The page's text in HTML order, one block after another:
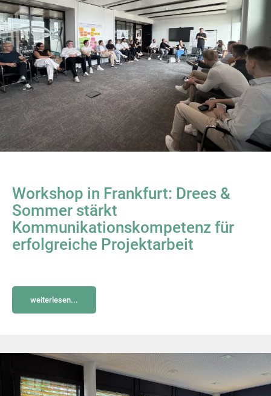
Workshop in Frankfurt: Drees &
Sommer stärkt
Kommunikationskompetenz für
erfolgreiche Projektarbeit
weiterlesen...